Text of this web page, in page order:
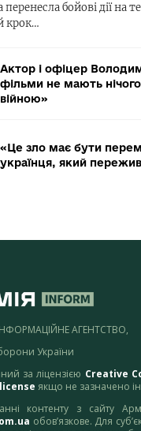
перенесла бойові дії на
крок…
Актор і офіцер
фільми не мають нічого
війною»
«Це зло має бути
українця, який
АГЕНТСТВО,
України
за ліцензією Creative
якщо не зазначено
контенту з сайту
обов’язкове. Для